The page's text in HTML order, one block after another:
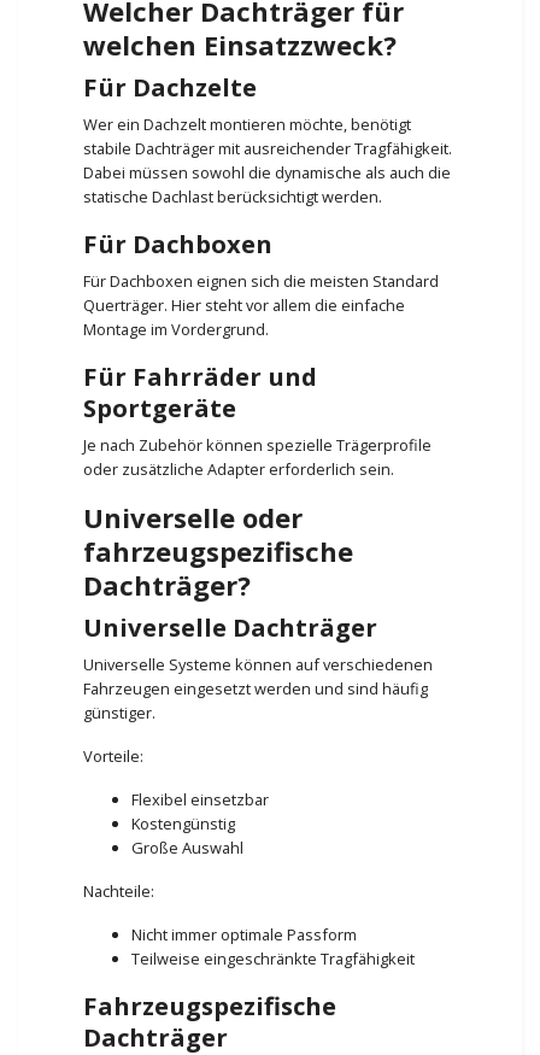
Welcher Dachträger für
welchen Einsatzzweck?
Für Dachzelte
Wer ein Dachzelt montieren möchte, benötigt
stabile Dachträger mit ausreichender Tragfähigkeit.
Dabei müssen sowohl die dynamische als auch die
statische Dachlast berücksichtigt werden.
Für Dachboxen
Für Dachboxen eignen sich die meisten Standard
Querträger. Hier steht vor allem die einfache
Montage im Vordergrund.
Für Fahrräder und
Sportgeräte
Je nach Zubehör können spezielle Trägerprofile
oder zusätzliche Adapter erforderlich sein.
Universelle oder
fahrzeugspezifische
Dachträger?
Universelle Dachträger
Universelle Systeme können auf verschiedenen
Fahrzeugen eingesetzt werden und sind häufig
günstiger.
Vorteile:
Flexibel einsetzbar
Kostengünstig
Große Auswahl
Nachteile:
Nicht immer optimale Passform
Teilweise eingeschränkte Tragfähigkeit
Fahrzeugspezifische
Dachträger